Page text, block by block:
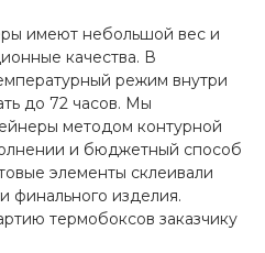
имеют небольшой вес и
качества. В
режим внутри
до 72 часов. Мы
методом контурной
и бюджетный способ
элементы склеивали
финального изделия.
термобоксов заказчику